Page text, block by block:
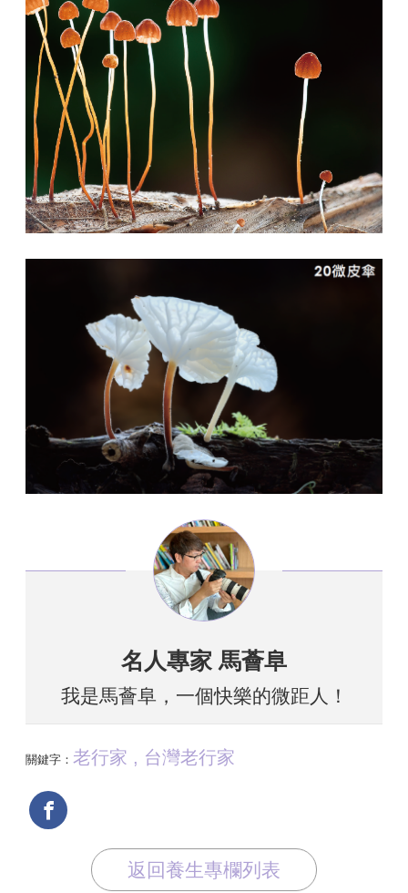
名人專家 馬薈阜
我是馬薈阜，一個快樂的微距人！
關鍵字： 老行家 , 台灣老行家
返回養生專欄列表